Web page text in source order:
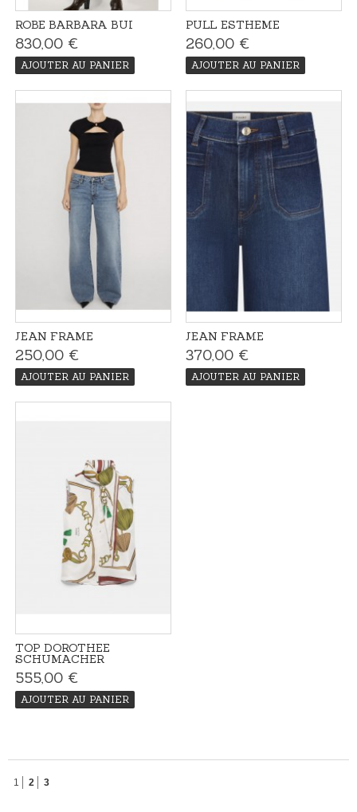
ROBE BARBARA BUI
830,00 €
AJOUTER AU PANIER
PULL ESTHEME
260,00 €
AJOUTER AU PANIER
JEAN FRAME
250,00 €
AJOUTER AU PANIER
JEAN FRAME
370,00 €
AJOUTER AU PANIER
TOP DOROTHEE
SCHUMACHER
555,00 €
AJOUTER AU PANIER
1 2 3